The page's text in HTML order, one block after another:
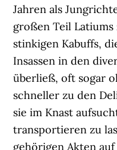
Jahren als
großen Teil Latiums
stinkigen Kabuffs,
Insassen in den
überließ, oft sogar
schneller zu den
sie im Knast
transportieren zu
gehörigen Akten